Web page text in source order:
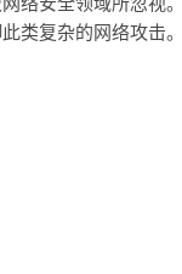
类复杂的网络攻击。